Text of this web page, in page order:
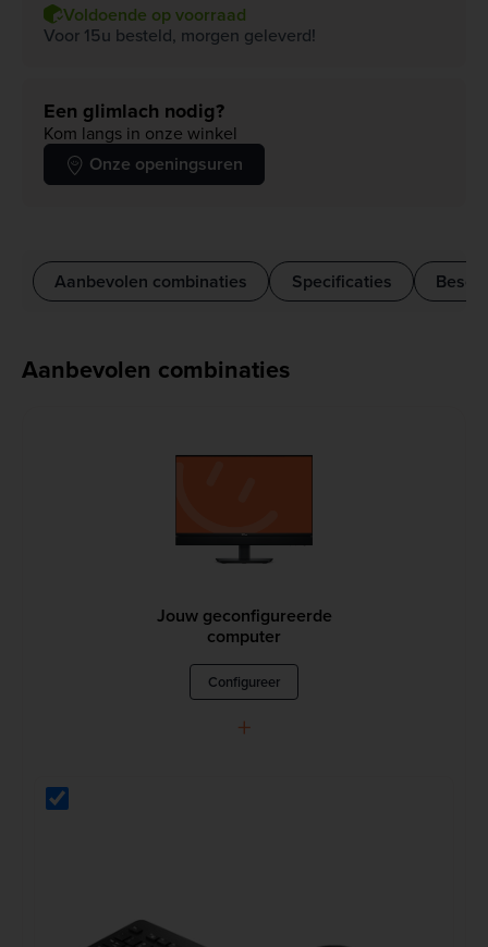
Voldoende op voorraad
Voor 15u besteld, morgen geleverd!
Een glimlach nodig?
Kom langs in onze winkel
Onze openingsuren
Aanbevolen combinaties Specificaties
Aanbevolen combinaties
Jouw geconfigureerde
computer
Configureer
+